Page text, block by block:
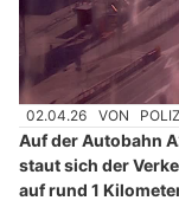
02.04.26 VON
Auf der Autobahn
staut sich der
auf rund 1